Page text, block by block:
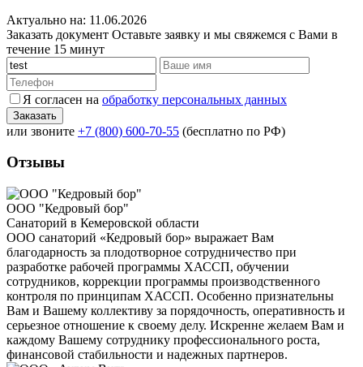
Актуально на: 11.06.2026
Заказать документ Оставьте заявку и мы свяжемся с Вами в
течение 15 минут
Я согласен на обработку персональных данных
или звоните +7 (800) 600-70-55 (бесплатно по РФ)
Отзывы
ООО "Кедровый бор"
Санаторий в Кемеровской области
ООО санаторий «Кедровый бор» выражает Вам
благодарность за плодотворное сотрудничество при
разработке рабочей программы ХАССП, обучении
сотрудников, коррекции программы производственного
контроля по принципам ХАССП. Особенно признательны
Вам и Вашему коллективу за порядочность, оперативность и
серьезное отношение к своему делу. Искренне желаем Вам и
каждому Вашему сотруднику профессионального роста,
финансовой стабильности и надежных партнеров.